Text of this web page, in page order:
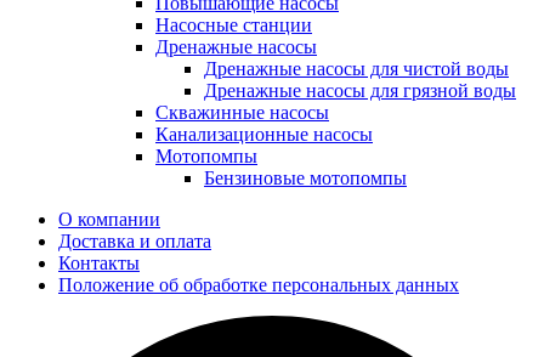
Насосные станции
Дренажные насосы
Дренажные насосы для чистой воды
Дренажные насосы для грязной воды
Скважинные насосы
Канализационные насосы
Мотопомпы
Бензиновые мотопомпы
О компании
Доставка и оплата
Контакты
Положение об обработке персональных данных